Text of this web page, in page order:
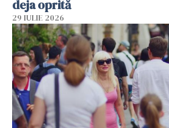
deja oprită
29 IULIE 2026